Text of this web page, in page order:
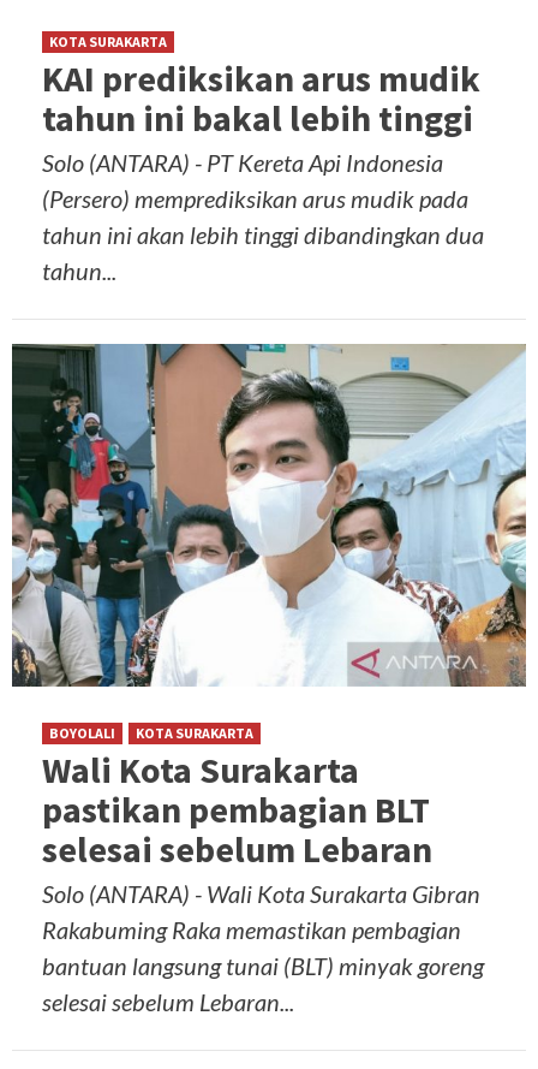
KOTA SURAKARTA
KAI prediksikan arus mudik
tahun ini bakal lebih tinggi
Solo (ANTARA) - PT Kereta Api Indonesia
(Persero) memprediksikan arus mudik pada
tahun ini akan lebih tinggi dibandingkan dua
tahun...
BOYOLALI KOTA SURAKARTA
Wali Kota Surakarta
pastikan pembagian BLT
selesai sebelum Lebaran
Solo (ANTARA) - Wali Kota Surakarta Gibran
Rakabuming Raka memastikan pembagian
bantuan langsung tunai (BLT) minyak goreng
selesai sebelum Lebaran...